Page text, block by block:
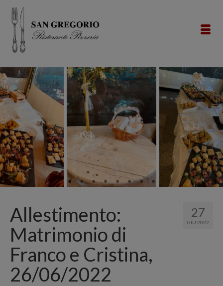
27
GIU 2022
Allestimento:
Matrimonio di
Franco e Cristina,
26/06/2022